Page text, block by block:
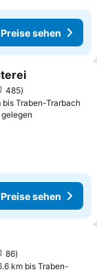
Preise sehen
485
bis Traben-Trarbach
Preise sehen
86
km bis Traben-